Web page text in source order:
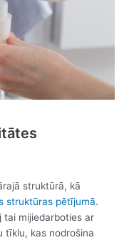
struktūrā, kā
struktūras pētījumā.
tai mijiedarboties ar
tīklu, kas nodrošina